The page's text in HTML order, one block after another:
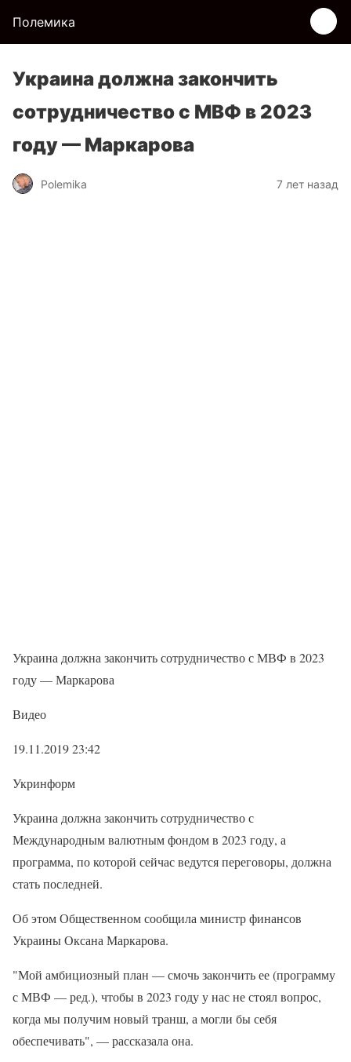
Полемика
Украина должна закончить
сотрудничество с МВФ в 2023
году — Маркарова
Polemika 7 лет назад
Украина должна закончить сотрудничество с МВФ в 2023
году — Маркарова
Видео
19.11.2019 23:42
Укринформ
Украина должна закончить сотрудничество с
Международным валютным фондом в 2023 году, а
программа, по которой сейчас ведутся переговоры, должна
стать последней.
Об этом Общественном сообщила министр финансов
Украины Оксана Маркарова.
"Мой амбициозный план — смочь закончить ее (программу
с МВФ — ред.), чтобы в 2023 году у нас не стоял вопрос,
когда мы получим новый транш, а могли бы себя
обеспечивать", — рассказала она.